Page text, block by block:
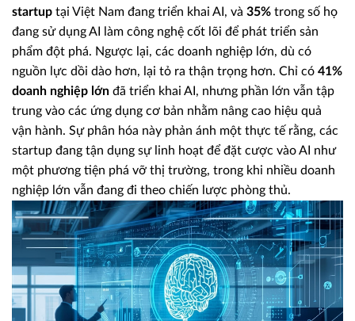
startup tại Việt Nam đang triển khai AI, và 35% trong số họ
đang sử dụng AI làm công nghệ cốt lõi để phát triển sản
phẩm đột phá. Ngược lại, các doanh nghiệp lớn, dù có
nguồn lực dồi dào hơn, lại tỏ ra thận trọng hơn. Chỉ có 41%
doanh nghiệp lớn đã triển khai AI, nhưng phần lớn vẫn tập
trung vào các ứng dụng cơ bản nhằm nâng cao hiệu quả
vận hành. Sự phân hóa này phản ánh một thực tế rằng, các
startup đang tận dụng sự linh hoạt để đặt cược vào AI như
một phương tiện phá vỡ thị trường, trong khi nhiều doanh
nghiệp lớn vẫn đang đi theo chiến lược phòng thủ.